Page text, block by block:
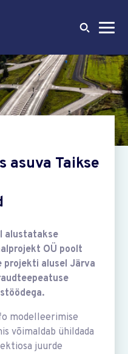
asuva Taikse
alustatakse
OÜ poolt
projekti alusel Järva
modelleerimise
võimaldab ühildada
juurde